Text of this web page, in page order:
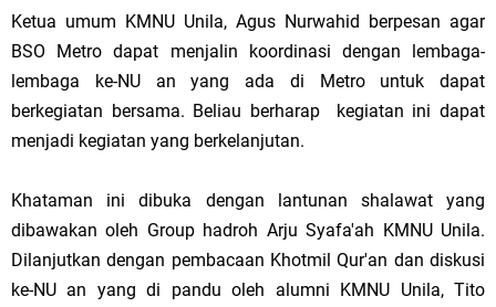
Ketua umum KMNU Unila, Agus Nurwahid berpesan agar
BSO Metro dapat menjalin koordinasi dengan lembaga-
lembaga ke-NU an yang ada di Metro untuk dapat
berkegiatan bersama. Beliau berharap kegiatan ini dapat
menjadi kegiatan yang berkelanjutan.
Khataman ini dibuka dengan lantunan shalawat yang
dibawakan oleh Group hadroh Arju Syafa'ah KMNU Unila.
Dilanjutkan dengan pembacaan Khotmil Qur'an dan diskusi
ke-NU an yang di pandu oleh alumni KMNU Unila, Tito